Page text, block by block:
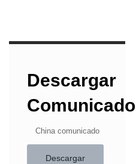
Descargar
Comunicado
China comunicado
Descargar